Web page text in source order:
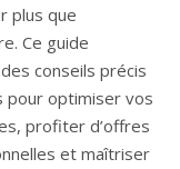
plus que
Ce guide
conseils précis
optimiser vos
profiter d’offres
et maîtriser